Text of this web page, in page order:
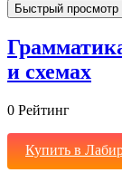
Быстрый просмотр
и схемах
0 Рейтинг
Купить в